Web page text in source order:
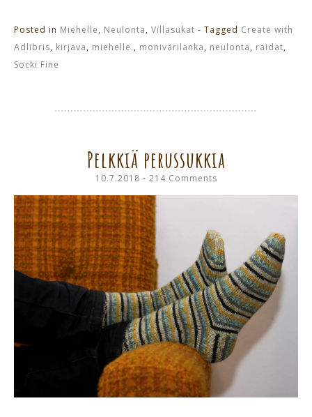
Posted in Miehelle, Neulonta, Villasukat - Tagged Create with
Adlibris, kirjava, miehelle., monivärilanka, neulonta, raidat,
Socki Fine
Pelkkiä perussukkia
10.7.2018 214 Comments